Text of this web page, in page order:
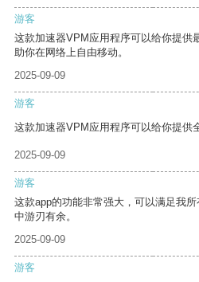
游客
这款加速器VPM应用程序可以给你提供
助你在网络上自由移动。
2025-09-09
游客
这款加速器VPM应用程序可以给你提供
2025-09-09
游客
这款app的功能非常强大，可以满足我
中游刃有余。
2025-09-09
游客